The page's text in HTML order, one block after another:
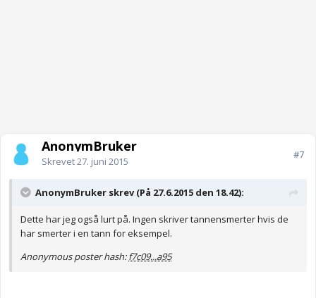
AnonymBruker
Skrevet27. juni 2015
#7
AnonymBruker skrev (På 27.6.2015 den 18.42):
Dette har jeg også lurt på. Ingen skriver tannensmerter hvis de
har smerter i en tann for eksempel.
Anonymous poster hash:f7c09...a95